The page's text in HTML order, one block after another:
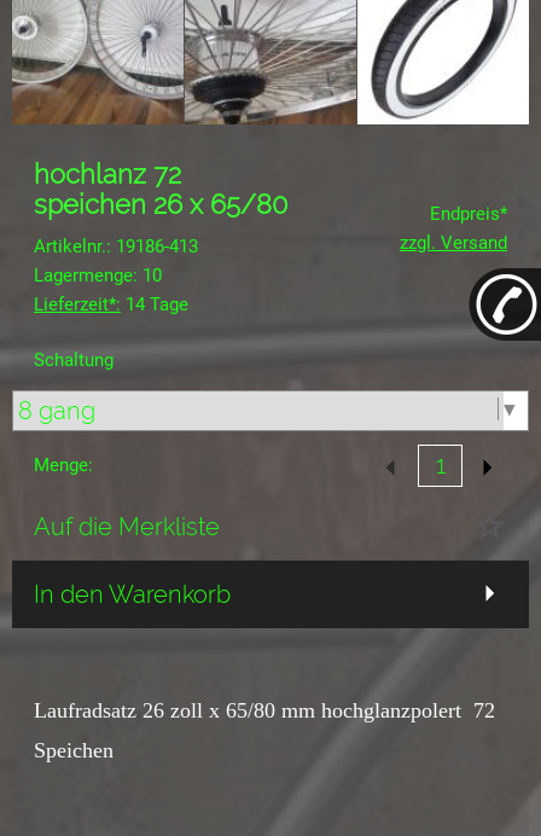
hochlanz 72
speichen 26 x 65/80
Artikelnr.: 19186-413
Lagermenge: 10
Lieferzeit*: 14 Tage
Endpreis*
zzgl. Versand
Schaltung
Menge:
Auf die Merkliste
In den Warenkorb
Laufradsatz 26 zoll x 65/80 mm hochglanzpolert 72
Speichen